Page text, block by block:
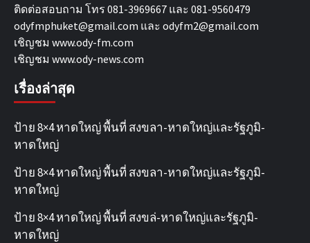
ติดต่อสอบถาม โทร 081-3969667 และ 081-9560479
odyfmphuket@gmail.com และ odyfm2@gmail.com
เชิญชม www.ody-fm.com
เชิญชม www.ody-news.com
เรื่องล่าสุด
ป้าย 8×4 หาดใหญ่ พื้นที่ สงขลา-หาดใหญ่และรัฐภูมิ-
หาดใหญ่
ป้าย 8×4 หาดใหญ่ พื้นที่ สงขลา-หาดใหญ่และรัฐภูมิ-
หาดใหญ่
ป้าย 8×4 หาดใหญ่ พื้นที่ สงขล่-หาดใหญ่และรัฐภูมิ-
หาดใหญ่